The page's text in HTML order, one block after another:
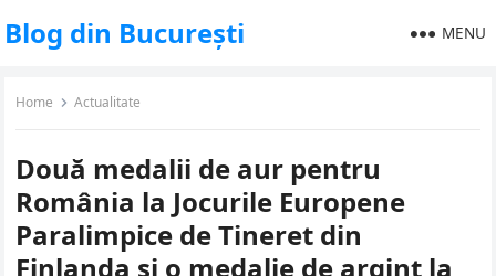
Blog din București MENU
Home Actualitate
Două medalii de aur pentru
România la Jocurile Europene
Paralimpice de Tineret din
Finlanda și o medalie de argint la